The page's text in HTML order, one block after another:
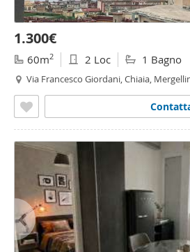
1.300€
60m2 2 Loc 1 Bagno
Via Francesco Giordani, Chiaia,